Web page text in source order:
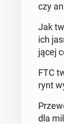
czy
Jak
ich
ją­cej
FTC
rynt
dla